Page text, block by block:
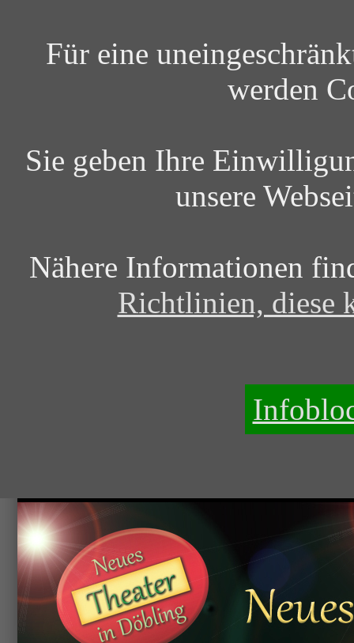
Für eine
werden
Sie geben Ihre
unsere
Nähere Informationen
Richtlinien, diese